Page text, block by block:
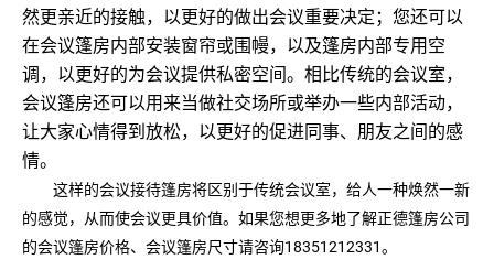
然更亲近的接触，以更好的做出会议重要决定；您还可以
在会议篷房内部安装窗帘或围幔，以及篷房内部专用空
调，以更好的为会议提供私密空间。相比传统的会议室，
会议篷房还可以用来当做社交场所或举办一些内部活动，
让大家心情得到放松，以更好的促进同事、朋友之间的感
情。
这样的会议接待篷房将区别于传统会议室，给人一种焕然一新
的感觉，从而使会议更具价值。如果您想更多地了解正德篷房公司
的会议篷房价格、会议篷房尺寸请咨询18351212331。